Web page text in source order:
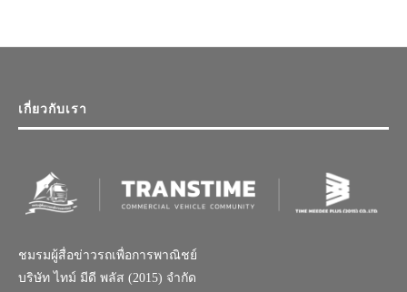
เกี่ยวกับเรา
ชมรมผู้สื่อข่าวรถเพื่อการพาณิชย์
บริษัท ไทม์ มีดี พลัส (2015) จำกัด